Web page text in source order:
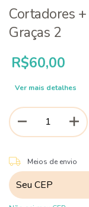
Cortadores
Graças 2
R$60,00
Ver mais detalhes
Entregas para o CEP:
Meios de envio